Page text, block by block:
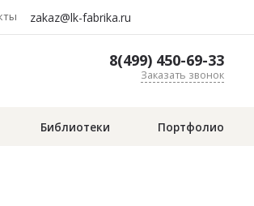
zakaz@lk-fabrika.ru
8(499) 450-69-33
Заказать звонок
Библиотеки Портфолио